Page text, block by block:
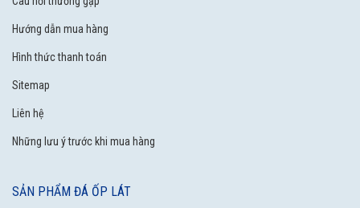
Hướng dẫn mua hàng
Hình thức thanh toán
Sitemap
Liên hệ
Những lưu ý trước khi mua hàng
SẢN PHẨM ĐÁ ỐP LÁT